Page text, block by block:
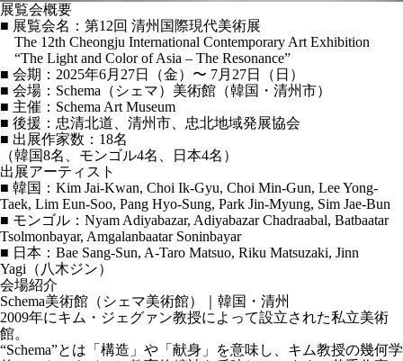
展覧会概要
■ 展覧会名：第12回 清州国際現代美術展
The 12th Cheongju International Contemporary Art Exhibition
“The Light and Color of Asia – The Resonance”
■ 会期：2025年6月27日（金）〜 7月27日（日）
■ 会場：Schema（シェマ）美術館（韓国・清州市）
■ 主催：Schema Art Museum
■ 後援：忠清北道、清州市、忠北地域発展協会
■ 出展作家数：18名
（韓国8名、モンゴル4名、日本4名）
出展アーティスト
■ 韓国：Kim Jai-Kwan, Choi Ik-Gyu, Choi Min-Gun, Lee Yong-
Taek, Lim Eun-Soo, Pang Hyo-Sung, Park Jin-Myung, Sim Jae-Bun
■ モンゴル：Nyam Adiyabazar, Adiyabazar Chadraabal, Batbaatar
Tsolmonbayar, Amgalanbaatar Soninbayar
■ 日本：Bae Sang-Sun, A-Taro Matsuo, Riku Matsuzaki, Jinn
Yagi（八木ジン）
会場紹介
Schema美術館（シェマ美術館）｜韓国・清州
2009年にキム・ジェグァン教授によって設立された私立美術
館。
“Schema”とは「構造」や「献身」を意味し、キム教授の幾何学